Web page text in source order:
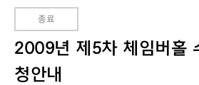
종료
2009년 제5차 체임버홀
청안내